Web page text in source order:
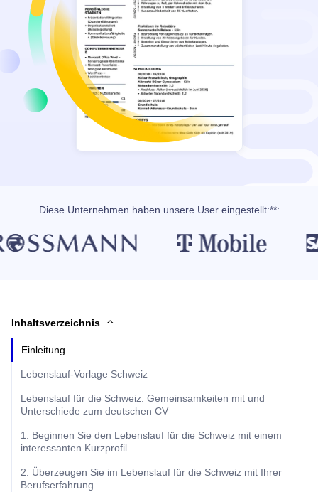
Diese Unternehmen haben unsere User eingestellt:**:
Inhaltsverzeichnis
Einleitung
Lebenslauf-Vorlage Schweiz
Lebenslauf für die Schweiz: Gemeinsamkeiten mit und
Unterschiede zum deutschen CV
1. Beginnen Sie den Lebenslauf für die Schweiz mit einem
interessanten Kurzprofil
2. Überzeugen Sie im Lebenslauf für die Schweiz mit Ihrer
Berufserfahrung